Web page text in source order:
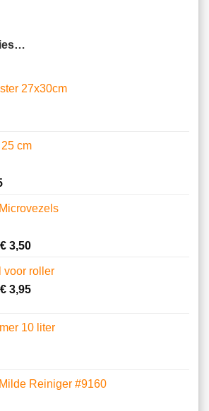
27x30cm
cm
€3,50
voor roller
€3,95
10 liter
Reiniger #9160